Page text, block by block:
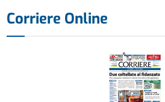
Corriere Online